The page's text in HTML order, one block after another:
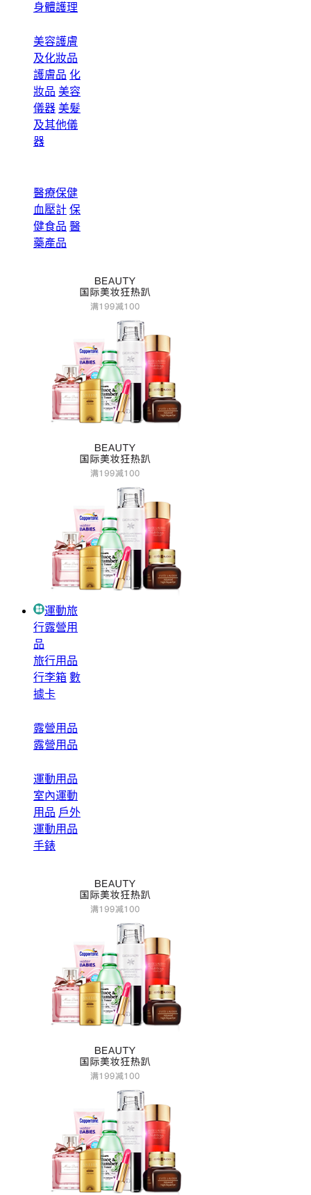
身體護理
美容護膚
及化妝品
護膚品 化
妝品 美容
儀器 美髮
及其他儀
器
醫療保健
血壓計 保
健食品 醫
藥產品
運動旅
行露營用
品
旅行用品
行李箱 數
據卡
露營用品
露營用品
運動用品
室內運動
用品 戶外
運動用品
手錶